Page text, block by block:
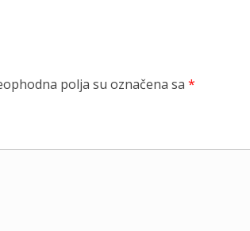
polja su označena sa *